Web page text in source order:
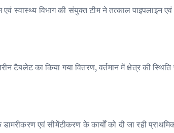
एवं स्वास्थ्य विभाग की संयुक्त टीम ने तत्काल पाइपलाइन
टैबलेट का किया गया वितरण, वर्तमान में क्षेत्र की स्थिति
एवं सीमेंटीकरण के कार्यों को दी जा रही